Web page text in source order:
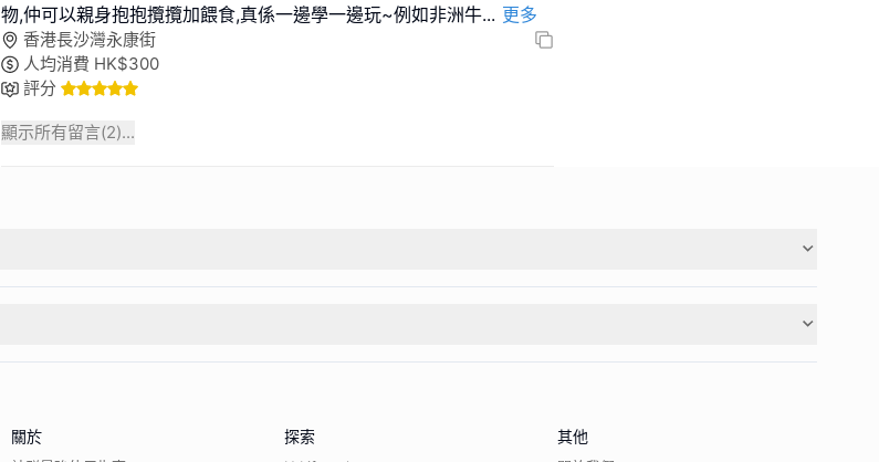
物,仲可以親身抱抱攬攬加餵食,真係一邊學一邊玩~例如非洲牛... 更多
香港長沙灣永康街
人均消費 HK$300
評分
顯示所有留言(2)...
關於 探索 其他